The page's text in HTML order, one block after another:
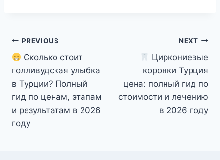
Post
navigation
PREVIOUS
Сколько стоит
голливудская улыбка
в Турции? Полный
гид по ценам, этапам
и результатам в 2026
году
NEXT
Циркониевые
коронки Турция
цена: полный гид по
стоимости и лечению
в 2026 году